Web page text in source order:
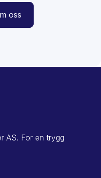
oss
AS. For en trygg